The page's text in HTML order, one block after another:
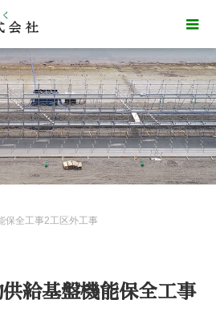
保全工事2工区外工事
給基盤機能保全工事